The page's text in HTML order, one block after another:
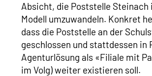
Absicht, die Poststelle Steinach
Modell umzuwandeln. Konkret
dass die Poststelle an der
geschlossen und stattdessen in
Agenturlösung als «Filiale mit
im Volg) weiter existieren soll.